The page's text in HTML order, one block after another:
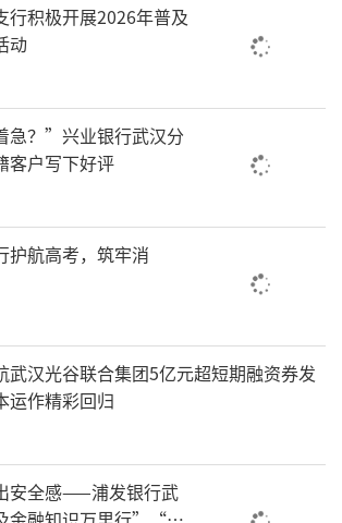
行积极开展2026年普及
动
急？”兴业银行武汉分
客户写下好评
护航高考，筑牢消
武汉光谷联合集团5亿元超短期融资券发
运作精彩回归
全感——浦发银行武